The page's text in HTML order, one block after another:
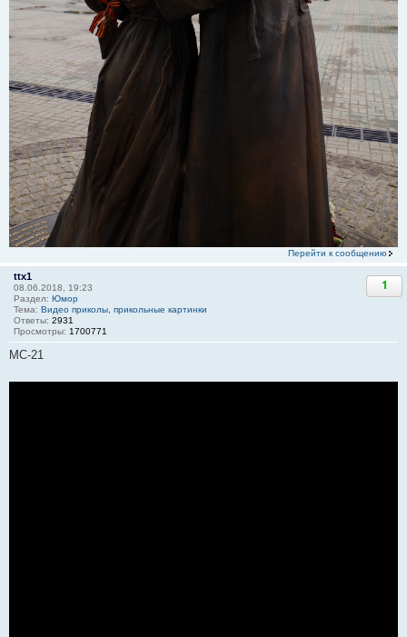
Перейти к сообщению
ttx1
08.06.2018, 19:23
Раздел: Юмор
Тема: Видео приколы, прикольные картинки
Ответы: 2931
Просмотры: 1700771
1
МС-21